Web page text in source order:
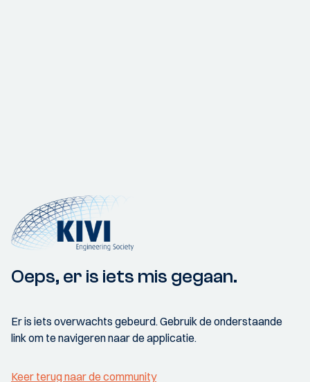
Oeps, er is iets mis gegaan.
Er is iets overwachts gebeurd. Gebruik de onderstaande
link om te navigeren naar de applicatie.
Keer terug naar de community